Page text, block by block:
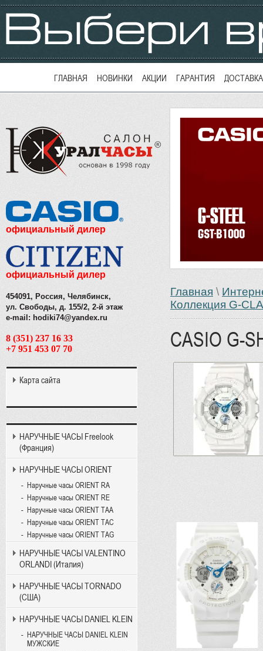
ГЛАВНАЯ НОВИНКИ АКЦИИ ГАРАНТИЯ ДОСТАВКА
Главная \
Коллекция G-
CASIO G-
официальный дилер
официальный дилер
454091, Россия, Челябинск,
ул. Свободы, д. 155/2, 2-й этаж
e-mail: hodiki74@yandex.ru
8 (351) 237 16 33
+7 951 453 07 70
Карта сайта
НАРУЧНЫЕ ЧАСЫ Freelook
(Франция)
НАРУЧНЫЕ ЧАСЫ ORIENT
Наручные часы ORIENT RA
Наручные часы ORIENT RE
Наручные часы ORIENT TAA
Наручные часы ORIENT TAC
Наручные часы ORIENT TAG
НАРУЧНЫЕ ЧАСЫ VALENTINO
ORLANDI (Италия)
НАРУЧНЫЕ ЧАСЫ TORNADO
(США)
НАРУЧНЫЕ ЧАСЫ DANIEL KLEIN
НАРУЧНЫЕ ЧАСЫ DANIEL KLEIN
МУЖСКИЕ